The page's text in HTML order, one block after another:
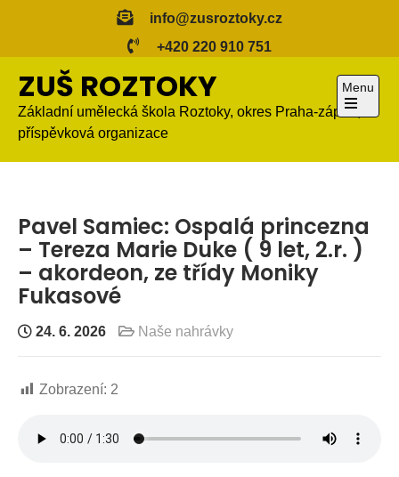
info@zusroztoky.cz
+420 220 910 751
ZUŠ ROZTOKY
Základní umělecká škola Roztoky, okres Praha-západ,
příspěvková organizace
Menu
Open
menu
Pavel Samiec: Ospalá princezna
– Tereza Marie Duke ( 9 let, 2.r. )
– akordeon, ze třídy Moniky
Fukasové
24. 6. 2026 Naše nahrávky
Zobrazení: 2